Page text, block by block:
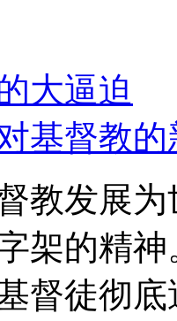
大逼迫
基督教的
教发展
架的精
督徒彻